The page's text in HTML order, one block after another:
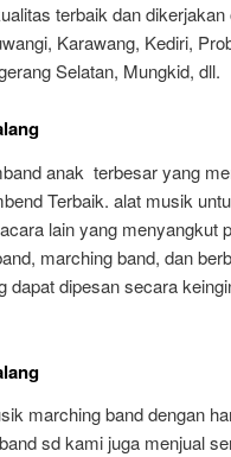
terbaik dan dikerjakan
Karawang, Kediri,
Selatan, Mungkid, dll.
anak terbesar yang
Terbaik. alat musik
lain yang menyangkut
marching band, dan
dipesan secara
marching band dengan
sd kami juga menjual